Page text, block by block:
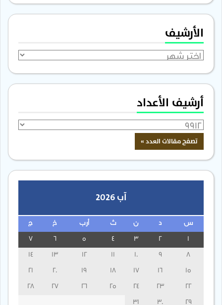
الأرشيف
الأرشيف
أرشيف الأعداد
آب 2026
س ن ث أرب خ ج
3
13
14
15
16
17
18
19
20
21
22
23
24
25
26
27
28
29
30
31